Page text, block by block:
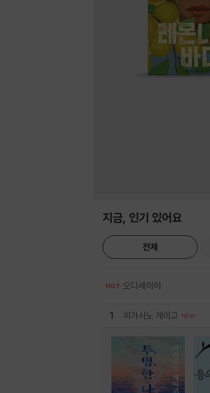
지금, 인기 있어요
전체
HOT 오디세이아
1 히가시노 게이고